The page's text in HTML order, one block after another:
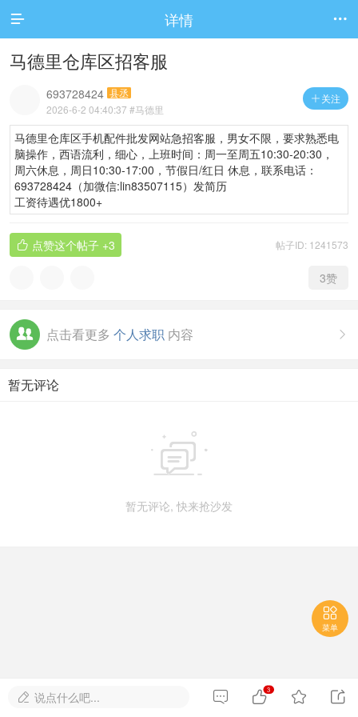
 详情 
马德里仓库区招客服
 关注
693728424 县丞
2026-6-2 04:40:37 #马德里
马德里仓库区手机配件批发网站急招客服，男女不限，要求熟悉电
脑操作，西语流利，细心，上班时间：周一至周五10:30-20:30，
周六休息，周日10:30-17:00，节假日/红日 休息，联系电话：
693728424（加微信:lin83507115）发简历
工资待遇优1800+
帖子ID: 1241573
 点赞这个帖子 +3
3赞

点击看更多 个人求职 内容
暂无评论

暂无评论, 快来抢沙发

菜单
 说点什么吧...  3  